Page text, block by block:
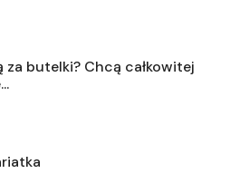
za butelki? Chcą całkowitej